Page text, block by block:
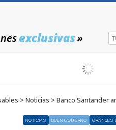
exclusivas»
> Noticias > Banco Santander
NOTICIAS BUEN GOBIERNO GRANDES